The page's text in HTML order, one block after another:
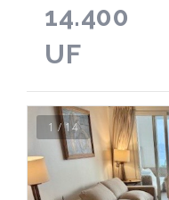
14.400
UF
1 / 14